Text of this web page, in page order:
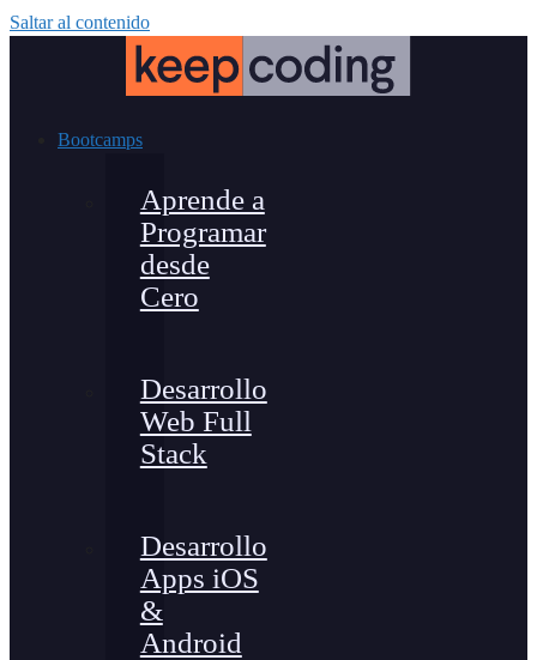
Saltar al contenido
Bootcamps
Aprende a
Programar
desde
Cero
Desarrollo
Web Full
Stack
Desarrollo
Apps iOS
&
Android